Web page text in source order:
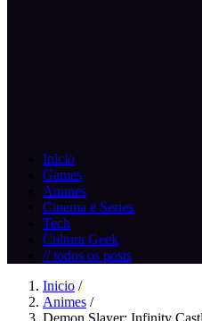
Inicio
Games
Animes
Cinema e Series
Tech
Cultura Geek
// todos os posts
Inicio /
Animes /
Demon Slayer: Infinity